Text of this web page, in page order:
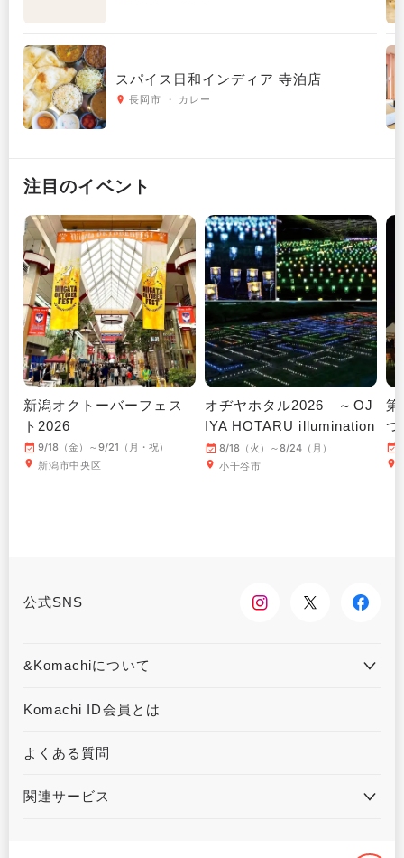
スパイス日和インディア 寺泊店
長岡市 ・ カレー
注目のイベント
新潟オクトーバーフェス
ト2026
9/18（金）～9/21（月・祝）
新潟市中央区
オヂヤホタル2026 ～OJ
IYA HOTARU illumination
～ 8/18（火）～8/24（月）
小千谷市
第
つ
公式SNS
&Komachiについて
&Komachiとは
Komachi ID会員とは
よくある質問
関連サービス